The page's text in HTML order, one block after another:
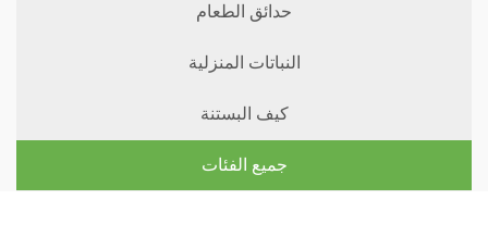
حدائق الطعام
النباتات المنزلية
كيف البستنة
جميع الفئات